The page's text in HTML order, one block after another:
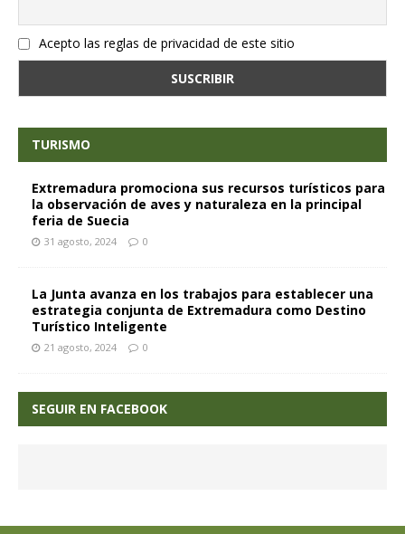
Acepto las reglas de privacidad de este sitio
TURISMO
Extremadura promociona sus recursos turísticos para
la observación de aves y naturaleza en la principal
feria de Suecia
31 agosto, 2024 0
La Junta avanza en los trabajos para establecer una
estrategia conjunta de Extremadura como Destino
Turístico Inteligente
21 agosto, 2024 0
SEGUIR EN FACEBOOK